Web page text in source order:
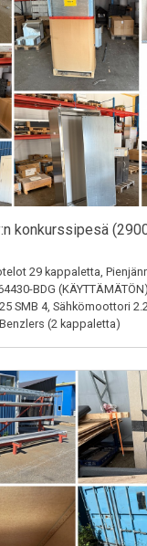
konkurssipesä
29 kappaletta,
BDG
SMB 4, Sähkömoottori
(2 kappaletta)